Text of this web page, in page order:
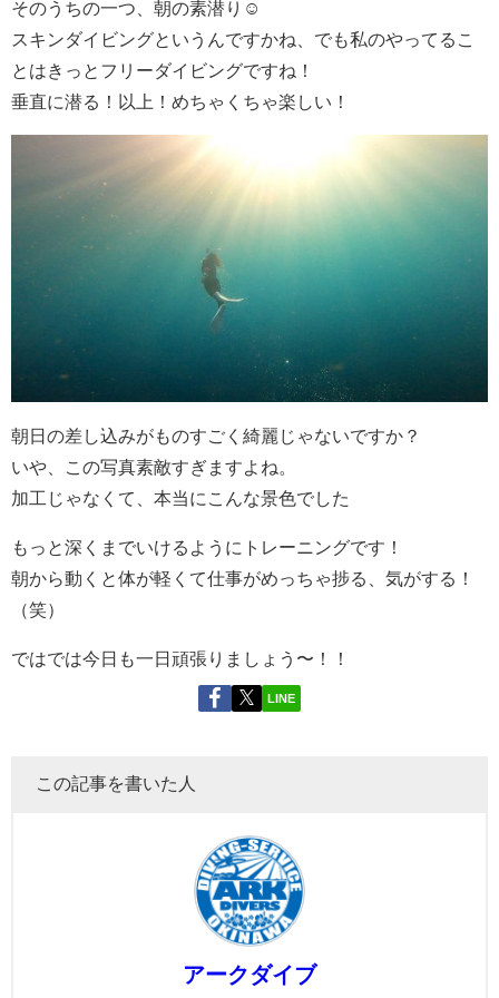
そのうちの一つ、朝の素潜り☺️
スキンダイビングというんですかね、でも私のやってるこ
とはきっとフリーダイビングですね！
垂直に潜る！以上！めちゃくちゃ楽しい！
朝日の差し込みがものすごく綺麗じゃないですか？
いや、この写真素敵すぎますよね。
加工じゃなくて、本当にこんな景色でした
もっと深くまでいけるようにトレーニングです！
朝から動くと体が軽くて仕事がめっちゃ捗る、気がする！
（笑）
ではでは今日も一日頑張りましょう〜！！
LINE
この記事を書いた人
アークダイブ